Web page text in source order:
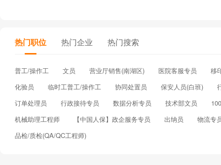
热门职位 热门企业 热门搜索
普工/操作工 文员 营业厅销售(南湖区) 医院客服专员
移
化验员
临时工普工/操作工 协同处置员 保安人员(白班)
订单处理员
行政接待专员 数据分析专员 技术部文员
机械助理工程师
【中国人保】政企服务专员 出纳员
物流专
品检/质检(QA/QC工程师)